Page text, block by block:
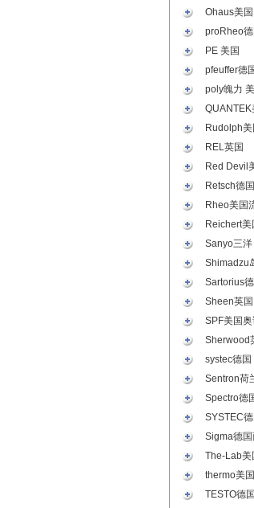
Ohaus美国
proRheo德
PE 美国
pfeuffer德
poly魄力
QUANTEK
Rudolph美
REL英国
Red Devil
Retsch德国
Rheo美国
Reichert美
Sanyo三洋
Shimadzu
Sartorius
Sheen英国
SPF美国奥
Sherwood
systec德国
Sentron荷
Spectro德
SYSTEC德
Sigma德国
The-Lab美
thermo美
TESTO德